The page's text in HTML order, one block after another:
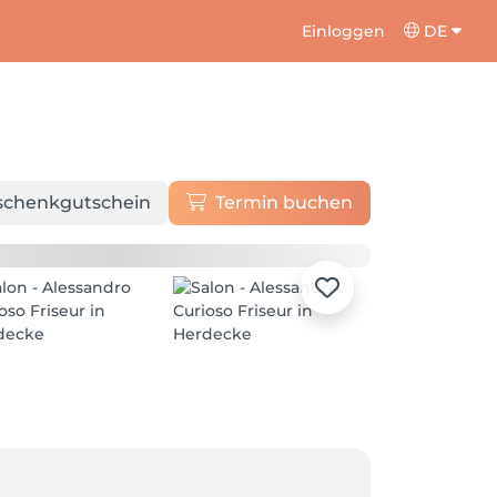
Einloggen DE
Termin buchen